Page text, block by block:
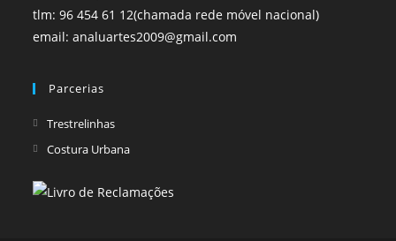
tlm: 96 454 61 12(chamada rede móvel nacional)
email: analuartes2009@gmail.com
Parcerias
TrestrelinhasOpens
in
new
Costura UrbanaOpens
a